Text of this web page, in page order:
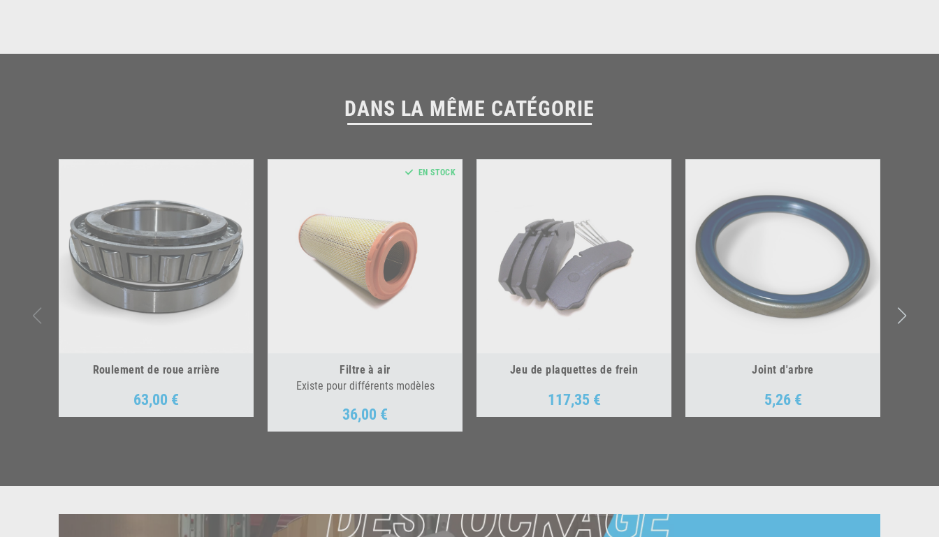
DANS LA MÊME CATÉGORIE
Roulement de roue arrière
Prix
63,00 €
Filtre à air
Existe pour différents modèles
Prix
36,00 €
EN STOCK
Jeu de plaquettes de frein
Prix
117,35 €
Joint d'arbre
Prix
5,26 €